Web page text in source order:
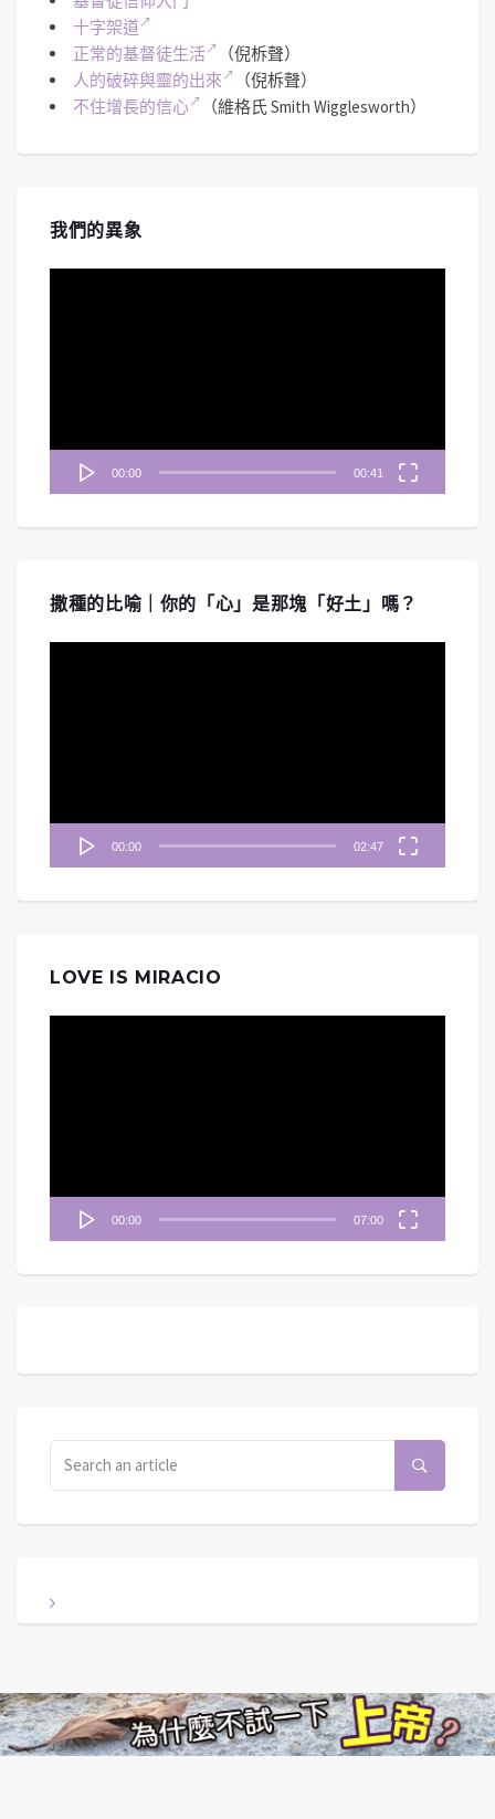
十字架道
正常的基督徒生活
（倪柝聲）
人的破碎與靈的出來
（倪柝聲）
不住增長的信心
（維格氏 Smith Wigglesworth）
我們的異象
00:00 00:41
撒種的比喻｜你的「心」是那塊「好土」嗎？
00:00 02:47
LOVE IS MIRACIO
00:00 07:00